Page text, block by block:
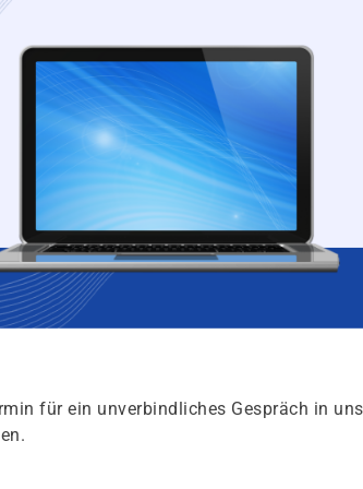
für ein unverbindliches Gespräch in